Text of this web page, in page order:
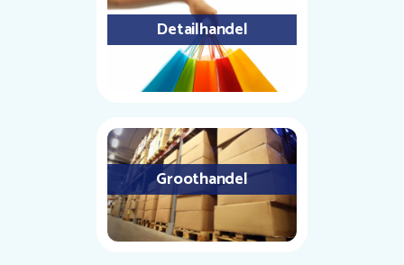
Detailhandel
Groothandel